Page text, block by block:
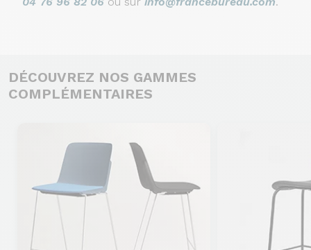
DÉCOUVREZ NOS GAMMES
COMPLÉMENTAIRES